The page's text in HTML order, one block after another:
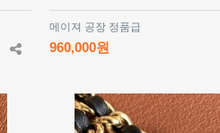
메이져 공장 정품급
960,000원